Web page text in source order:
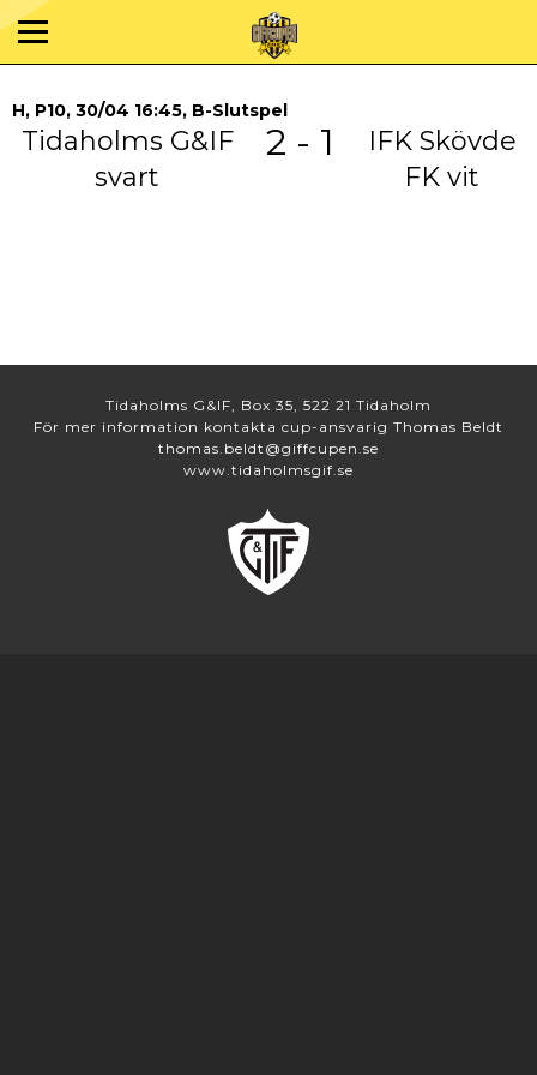
H, P10, 30/04 16:45, B-Slutspel
Tidaholms G&IF
svart
2 - 1
IFK Skövde
FK vit
Tidaholms G&IF, Box 35, 522 21 Tidaholm
För mer information kontakta cup-ansvarig Thomas Beldt
thomas.beldt@giffcupen.se
www.tidaholmsgif.se